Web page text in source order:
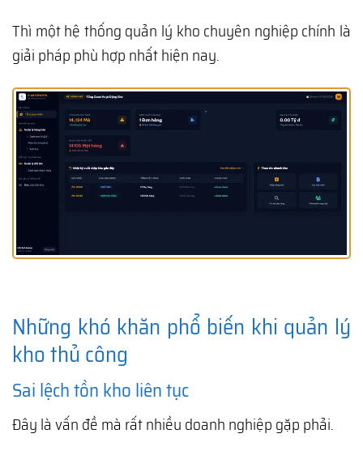
Thì một hệ thống quản lý kho chuyên nghiệp chính là
giải pháp phù hợp nhất hiện nay.
Những khó khăn phổ biến khi quản lý
kho thủ công
Sai lệch tồn kho liên tục
Đây là vấn đề mà rất nhiều doanh nghiệp gặp phải.